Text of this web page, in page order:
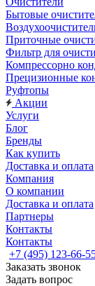
Бытовые
Приточные
Фильтр для
Компрессорно
Прецизионные
Руфтопы
Акции
Услуги
Блог
Бренды
Как купить
Доставка и оплата
Компания
О компании
Доставка и оплата
Партнеры
Контакты
Контакты
+7 (495) 123-66-
Заказать звонок
Задать вопрос